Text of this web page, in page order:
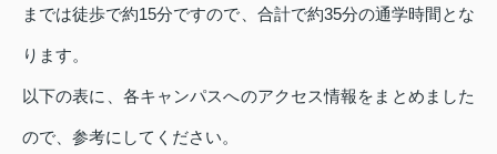
までは徒歩で約15分ですので、合計で約35分の通学時間とな
ります。
以下の表に、各キャンパスへのアクセス情報をまとめました
ので、参考にしてください。